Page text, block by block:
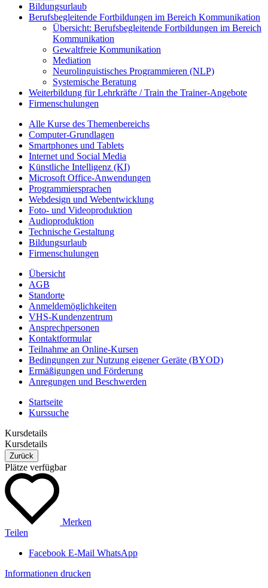
Bildungsurlaub
Berufsbegleitende Fortbildungen im Bereich Kommunikation
Übersicht: Berufsbegleitende Fortbildungen im Bereich
Kommunikation
Gewaltfreie Kommunikation
Mediation
Neurolinguistisches Programmieren (NLP)
Systemische Beratung
Weiterbildung für Lehrkräfte / Train the Trainer-Angebote
Firmenschulungen
Alle Kurse des Themenbereichs
Computer-Grundlagen
Smartphones und Tablets
Internet und Social Media
Künstliche Intelligenz (KI)
Microsoft Office-Anwendungen
Programmiersprachen
Webdesign und Webentwicklung
Foto- und Videoproduktion
Audioproduktion
Technische Gestaltung
Bildungsurlaub
Firmenschulungen
Übersicht
AGB
Standorte
Anmeldemöglichkeiten
VHS-Kundenzentrum
Ansprechpersonen
Kontaktformular
Teilnahme an Online-Kursen
Bedingungen zur Nutzung eigener Geräte (BYOD)
Ermäßigungen und Förderung
Anregungen und Beschwerden
Startseite
Kurssuche
Kursdetails
Kursdetails
Zurück
Plätze verfügbar
Merken
Teilen
Facebook E-Mail WhatsApp
Informationen drucken